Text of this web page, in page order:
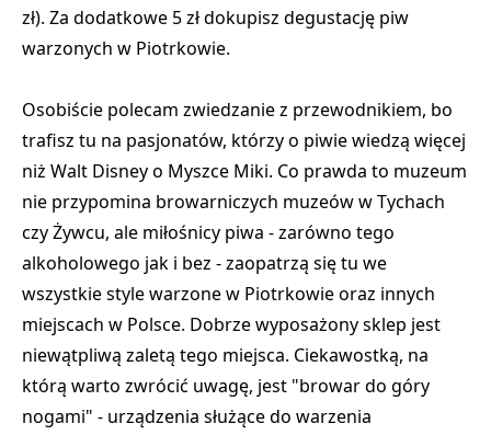
zł). Za dodatkowe 5 zł dokupisz degustację piw
warzonych w Piotrkowie.
Osobiście polecam zwiedzanie z przewodnikiem, bo
trafisz tu na pasjonatów, którzy o piwie wiedzą więcej
niż Walt Disney o Myszce Miki. Co prawda to muzeum
nie przypomina browarniczych muzeów w Tychach
czy Żywcu, ale miłośnicy piwa - zarówno tego
alkoholowego jak i bez - zaopatrzą się tu we
wszystkie style warzone w Piotrkowie oraz innych
miejscach w Polsce. Dobrze wyposażony sklep jest
niewątpliwą zaletą tego miejsca. Ciekawostką, na
którą warto zwrócić uwagę, jest "browar do góry
nogami" - urządzenia służące do warzenia